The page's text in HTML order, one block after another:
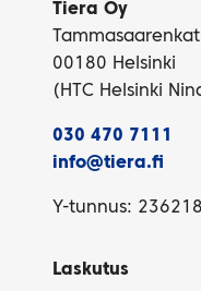
Tiera Oy
00180 Helsinki
(HTC Helsinki
030 470 7111
info@tiera.fi
Y-tunnus:
Laskutus